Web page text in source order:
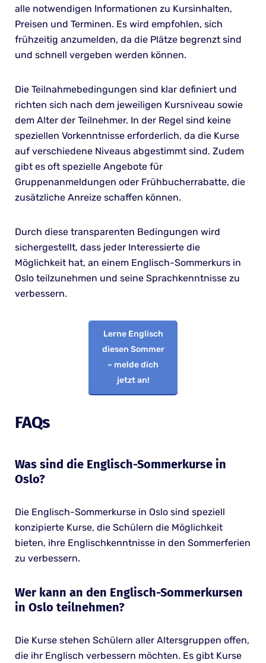
alle notwendigen Informationen zu Kursinhalten,
Preisen und Terminen. Es wird empfohlen, sich
frühzeitig anzumelden, da die Plätze begrenzt sind
und schnell vergeben werden können.
Die Teilnahmebedingungen sind klar definiert und
richten sich nach dem jeweiligen Kursniveau sowie
dem Alter der Teilnehmer. In der Regel sind keine
speziellen Vorkenntnisse erforderlich, da die Kurse
auf verschiedene Niveaus abgestimmt sind. Zudem
gibt es oft spezielle Angebote für
Gruppenanmeldungen oder Frühbucherrabatte, die
zusätzliche Anreize schaffen können.
Durch diese transparenten Bedingungen wird
sichergestellt, dass jeder Interessierte die
Möglichkeit hat, an einem Englisch-Sommerkurs in
Oslo teilzunehmen und seine Sprachkenntnisse zu
verbessern.
Lerne Englisch
diesen Sommer
– melde dich
jetzt an!
FAQs
Was sind die Englisch-Sommerkurse in
Oslo?
Die Englisch-Sommerkurse in Oslo sind speziell
konzipierte Kurse, die Schülern die Möglichkeit
bieten, ihre Englischkenntnisse in den Sommerferien
zu verbessern.
Wer kann an den Englisch-Sommerkursen
in Oslo teilnehmen?
Die Kurse stehen Schülern aller Altersgruppen offen,
die ihr Englisch verbessern möchten. Es gibt Kurse